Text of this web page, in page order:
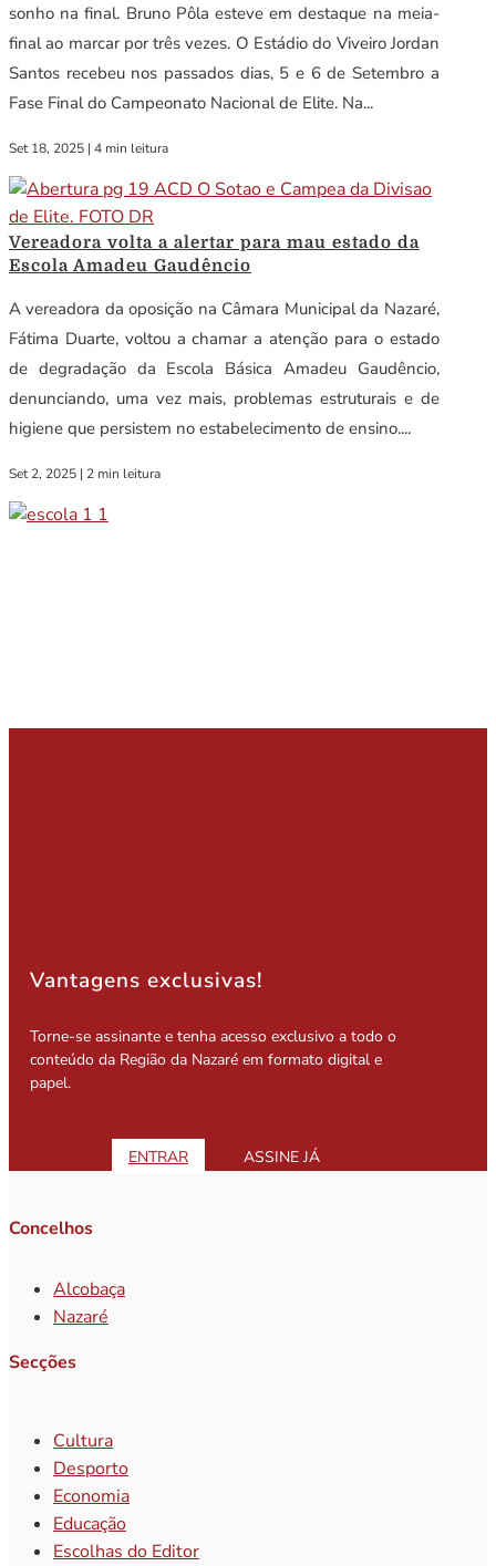
sonho na final. Bruno Pôla esteve em destaque na meia-
final ao marcar por três vezes. O Estádio do Viveiro Jordan
Santos recebeu nos passados dias, 5 e 6 de Setembro a
Fase Final do Campeonato Nacional de Elite. Na...
Set 18, 2025 | 4 min leitura
Vereadora volta a alertar para mau estado da
Escola Amadeu Gaudêncio
A vereadora da oposição na Câmara Municipal da Nazaré,
Fátima Duarte, voltou a chamar a atenção para o estado
de degradação da Escola Básica Amadeu Gaudêncio,
denunciando, uma vez mais, problemas estruturais e de
higiene que persistem no estabelecimento de ensino....
Set 2, 2025 | 2 min leitura
Vantagens exclusivas!
Torne-se assinante e tenha acesso exclusivo a todo o
conteúdo da Região da Nazaré em formato digital e
papel.
ENTRAR ASSINE JÁ
Concelhos
Alcobaça
Nazaré
Secções
Cultura
Desporto
Economia
Educação
Escolhas do Editor